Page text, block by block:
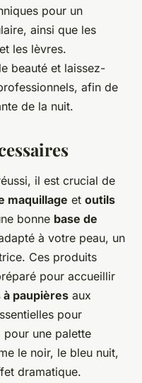
pour un
ainsi que les
les lèvres.
beauté et laissez-
afin de
de la nuit.
il est crucial de
maquillage et outils
bonne base de
à votre peau, un
Ces produits
pour accueillir
paupières aux
pour
une palette
le noir, le bleu nuit,
dramatique.